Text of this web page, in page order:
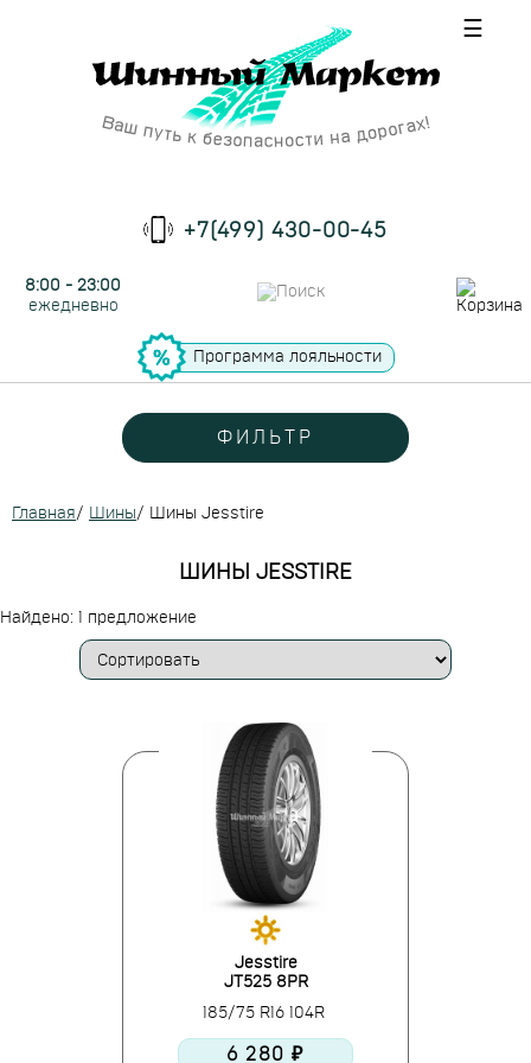
☰
+7(499) 430-00-45
8:00 - 23:00
ежедневно
Программа лояльности
ФИЛЬТР
Главная/ Шины/ Шины Jesstire
ШИНЫ JESSTIRE
Найдено: 1 предложение
Jesstire
JT525 8PR
185/75 R16 104R
6 280 ₽